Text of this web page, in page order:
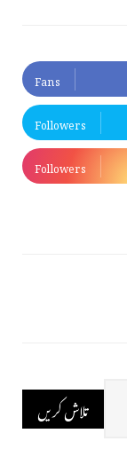
Fans
Followers
Followers